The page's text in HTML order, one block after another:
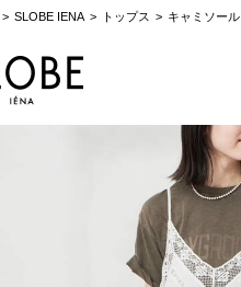
SLOBE IENA トップス キャミソール